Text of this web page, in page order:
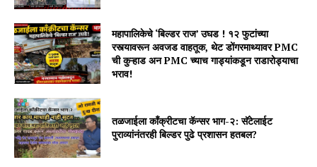
महापालिकेचे ‘बिल्डर राज’ उघड ! १२ फुटांच्या
रस्त्यावरून अवजड वाहतूक, थेट डोंगरमाथ्यावर PMC
ची कुऱ्हाड अन PMC च्याच गाड्यांकडून राडारोड्याचा
भराव!
तळजाईला कॉंक्रीटचा कॅन्सर भाग-२: सॅटेलाईट
पुराव्यांनंतरही बिल्डर पुढे प्रशासन हतबल?